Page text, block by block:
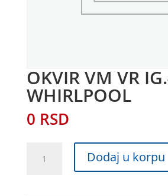
OKVIR VM VR
WHIRLPOOL
0 RSD
Dodaj u korpu